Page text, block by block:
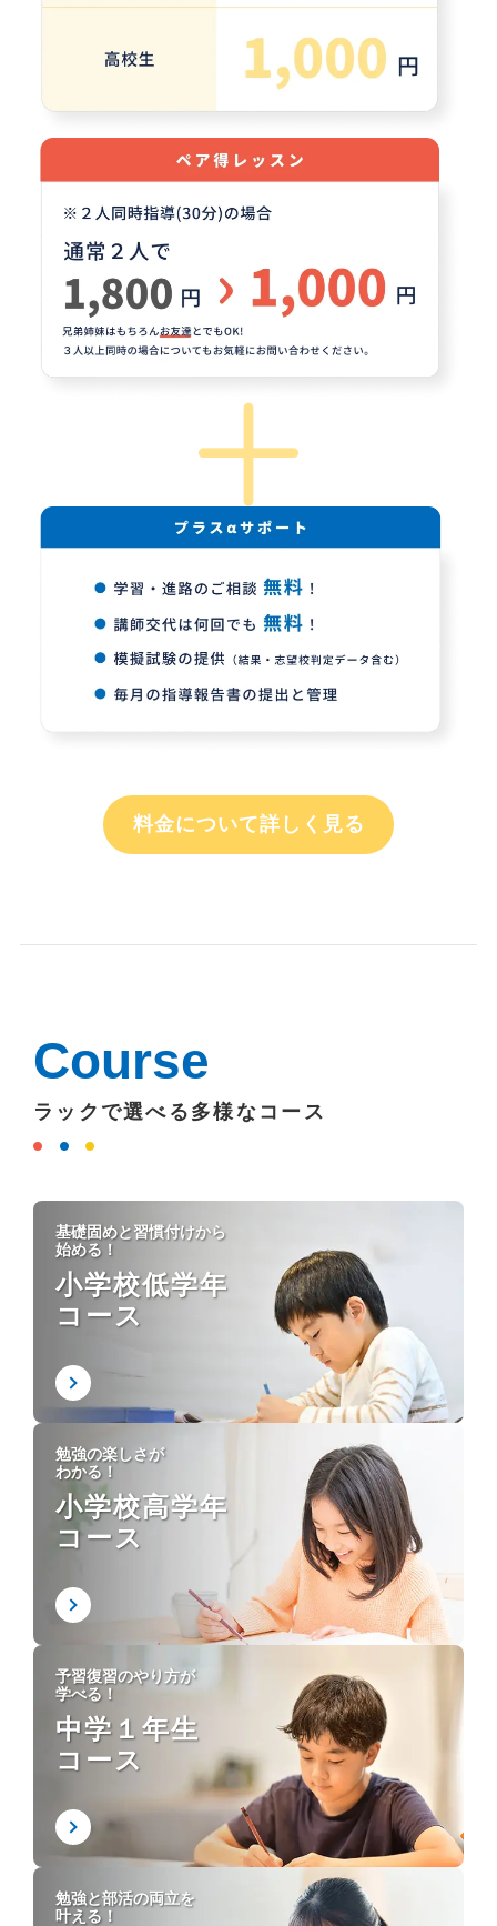
料金について詳しく見る
Course
ラックで選べる多様なコース
基礎固めと習慣付けから
始める！
小学校低学年
コース
勉強の楽しさが
わかる！
小学校高学年
コース
予習復習のやり方が
学べる！
中学１年生
コース
勉強と部活の両立を
叶える！